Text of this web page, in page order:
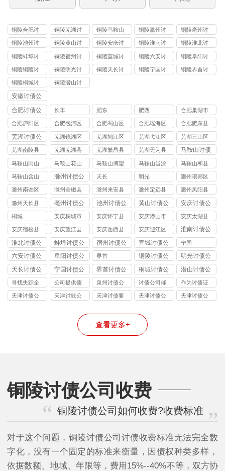
铜陵合肥讨
债
铜陵芜湖讨
债
铜陵马鞍山
讨债
铜陵滁州讨
债
铜陵亳州讨
债
铜陵池州讨
债
铜陵黄山讨
债
铜陵安庆讨
债
铜陵淮南讨
债
铜陵淮北讨
债
铜陵蚌埠讨
债
铜陵宿州讨
债
铜陵宣城讨
债
铜陵六安讨
债
铜陵阜阳讨
债
铜陵铜陵讨
债
铜陵明光讨
债
铜陵天长讨
铜陵宁国讨
铜陵界首讨
铜陵桐城讨
债
铜陵潜山讨
安徽讨债公
司
合肥讨债公
司
长丰 肥东 肥西
合肥巢湖市
讨债公司
合肥庐阳区
讨债公司
合肥包河区
讨债公司
合肥蜀山区
讨债公司
合肥瑶海区
讨债公司
合肥肥东县
讨债公司
芜湖讨债公
司
芜湖镜湖区
讨债公司
芜湖鸠江区
讨债公司
芜湖弋江区
讨债公司
芜湖三山区
讨债公司
芜湖南陵县
讨债公司
芜湖芜湖县
讨债公司
芜湖繁昌县
讨债公司
芜湖无为县
讨债公司
马鞍山讨债
公司
马鞍山雨山
区讨债公司
马鞍山花山
区讨债公司
马鞍山博望
区讨债公司
马鞍山当涂
县讨债公司
马鞍山和县
讨债公司
马鞍山含山
县讨债公司
滁州讨债公
司
天长 明光
滁州琅琊区
讨债公司
滁州南谯区
讨债公司
滁州全椒县
讨债公司
滁州来安县
讨债公司
滁州定远县
讨债公司
滁州凤阳县
讨债公司
滁州天长县
讨债公司
亳州讨债公
司
池州讨债公
司
黄山讨债公
司
安庆讨债公
司
桐城
安庆桐城市
讨债公司
安庆怀宁县
讨债公司
安庆潜山市
讨债公司
安庆太湖县
讨债公司
安庆宿松县
讨债公司
安庆望江县
讨债公司
安庆岳西县
讨债公司
安庆迎江区
讨债公司
淮南讨债公
司
淮北讨债公
司
蚌埠讨债公
司
宿州讨债公
司
宣城讨债公
司
宁国
六安讨债公
司
阜阳讨债公
司
界首
铜陵讨债公
司
明光讨债公
司
天长讨债公
司
宁国讨债公
司
界首讨债公
司
桐城讨债公
司
潜山讨债公
司
寻找失踪企
业和个人
公司提供债
务追讨
泉州讨债公
司
讨债公司催
收
作为讨债证
据
天津讨债公
天津讨账公
天津讨债要
天津讨债公
天津讨债公
查看更多+
铜陵讨债公司收费
铜陵讨债公司如何收费?收费标准
对于这个问题，铜陵讨债公司讨债收费标准无法完全数
字化，没有一个固定的标准来衡量，因债权种类多样，
依据数额、地域、年限等，费用15%--40%不等，双方协